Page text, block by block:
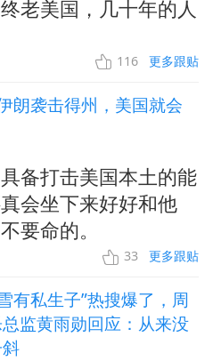
老美国，几十年的人
116 更多跟贴
朗袭击得州，美国就会
备打击美国本土的能
会坐下来好好和他
要命的。
33 更多跟贴
有私生子”热搜爆了，周
监黄雨勋回应：从来没